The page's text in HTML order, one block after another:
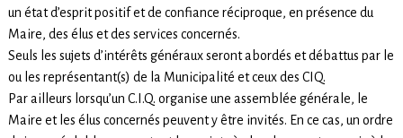
un état d’esprit positif et de confiance réciproque, en présence du
Maire, des élus et des services concernés.
Seuls les sujets d’intérêts généraux seront abordés et débattus par le
ou les représentant(s) de la Municipalité et ceux des CIQ.
Par ailleurs lorsqu’un C.I.Q. organise une assemblée générale, le
Maire et les élus concernés peuvent y être invités. En ce cas, un ordre